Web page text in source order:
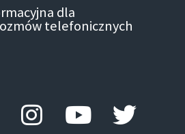
dla
telefonicznych
f
Instagram
Youtube